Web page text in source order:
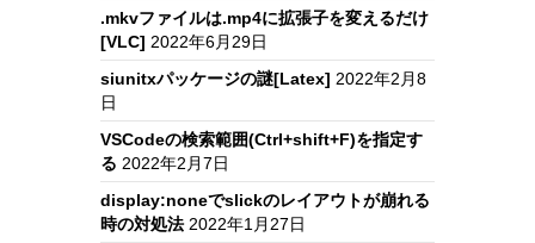
.mkvファイルは.mp4に拡張子を変えるだけ
[VLC] 2022年6月29日
siunitxパッケージの謎[Latex] 2022年2月8
日
VSCodeの検索範囲(Ctrl+shift+F)を指定す
る 2022年2月7日
display:noneでslickのレイアウトが崩れる
時の対処法 2022年1月27日